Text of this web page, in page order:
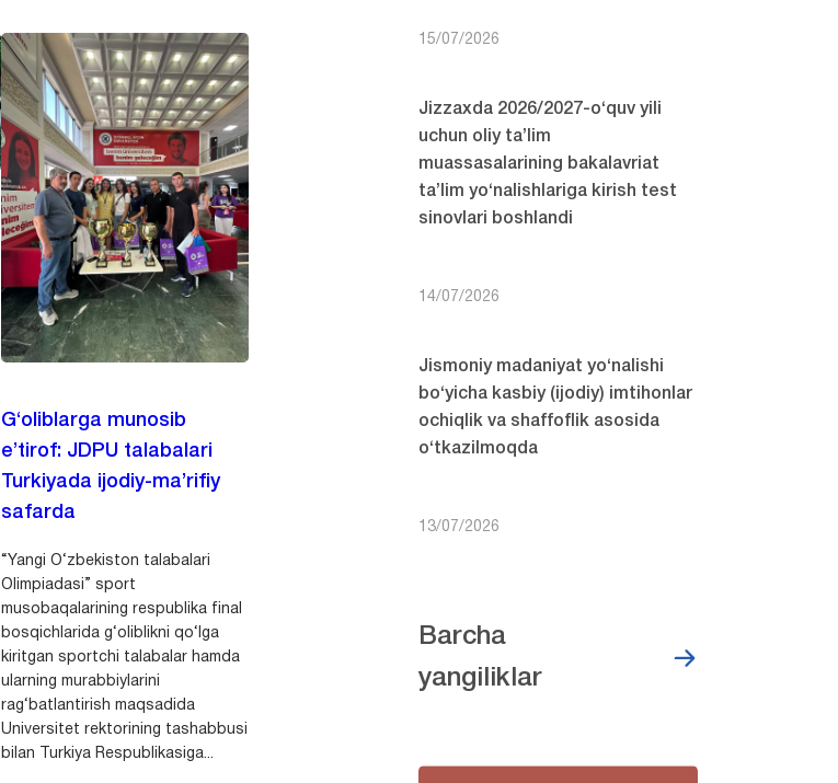
G‘oliblarga munosib
e’tirof: JDPU talabalari
Turkiyada ijodiy-ma’rifiy
safarda
“Yangi O‘zbekiston talabalari
Olimpiadasi” sport
musobaqalarining respublika final
bosqichlarida g‘oliblikni qo‘lga
kiritgan sportchi talabalar hamda
ularning murabbiylarini
rag‘batlantirish maqsadida
Universitet rektorining tashabbusi
bilan Turkiya Respublikasiga...
15/07/2026
Jizzaxda 2026/2027-o‘quv yili
uchun oliy ta’lim
muassasalarining bakalavriat
ta’lim yo‘nalishlariga kirish test
sinovlari boshlandi
14/07/2026
Jismoniy madaniyat yo‘nalishi
bo‘yicha kasbiy (ijodiy) imtihonlar
ochiqlik va shaffoflik asosida
o‘tkazilmoqda
13/07/2026
Barcha
yangiliklar